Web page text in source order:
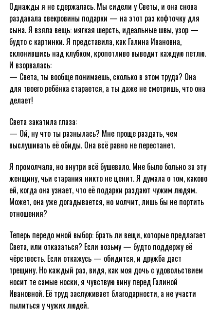
Однажды я не сдержалась. Мы сидели у Светы, и она снова
раздавала свекровины подарки — на этот раз кофточку для
сына. Я взяла вещь: мягкая шерсть, идеальные швы, узор —
будто с картинки. Я представила, как Галина Ивановна,
склонившись над клубком, кропотливо выводит каждую петлю.
И взорвалась:
— Света, ты вообще понимаешь, сколько в этом труда? Она
для твоего ребёнка старается, а ты даже не смотришь, что она
делает!
Света закатила глаза:
— Ой, ну что ты разнылась? Мне проще раздать, чем
выслушивать её обиды. Она всё равно не перестанет.
Я промолчала, но внутри всё бушевало. Мне было больно за эту
женщину, чьи старания никто не ценит. Я думала о том, каково
ей, когда она узнает, что её подарки раздают чужим людям.
Может, она уже догадывается, но молчит, лишь бы не портить
отношения?
Теперь передо мной выбор: брать ли вещи, которые предлагает
Света, или отказаться? Если возьму — будто поддержу её
чёрствость. Если откажусь — обидится, и дружба даст
трещину. Но каждый раз, видя, как моя дочь с удовольствием
носит те самые носки, я чувствую вину перед Галиной
Ивановной. Её труд заслуживает благодарности, а не участи
пылиться у чужих людей.